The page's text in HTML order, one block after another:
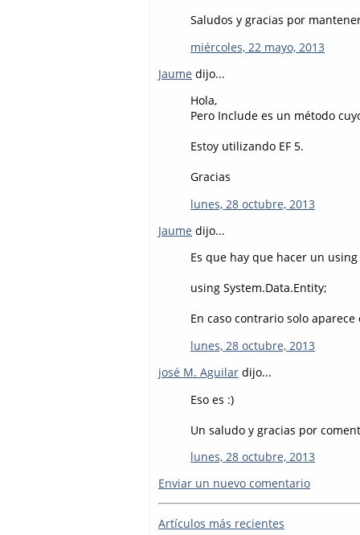
Saludos y gracias por
miércoles, 22 mayo, 2013
Jaume dijo...
Hola,
Pero Include es un método
Estoy utilizando EF 5.
Gracias
lunes, 28 octubre, 2013
Jaume dijo...
Es que hay que hacer un
using System.Data.Entity;
En caso contrario solo
lunes, 28 octubre, 2013
josé M. Aguilar dijo...
Eso es :)
Un saludo y gracias por
lunes, 28 octubre, 2013
Enviar un nuevo comentario
Artículos más recientes